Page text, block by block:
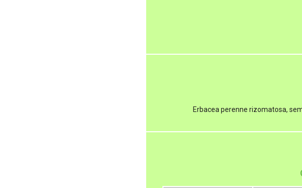
Erbacea perenne rizomatosa,